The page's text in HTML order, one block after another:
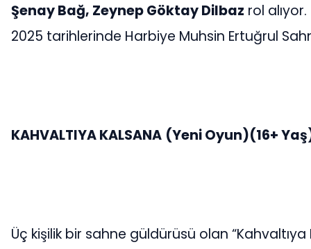
Şenay Bağ, Zeynep Göktay Dilbaz rol alıyor.
2025 tarihlerinde Harbiye Muhsin Ertuğrul
KAHVALTIYA KALSANA (Yeni Oyun)(16+
Üç kişilik bir sahne güldürüsü olan